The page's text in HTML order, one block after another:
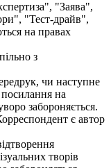
"Заява",
"Тест-драйв",
на правах
з
чи наступне
на
забороняється.
є автор
творів